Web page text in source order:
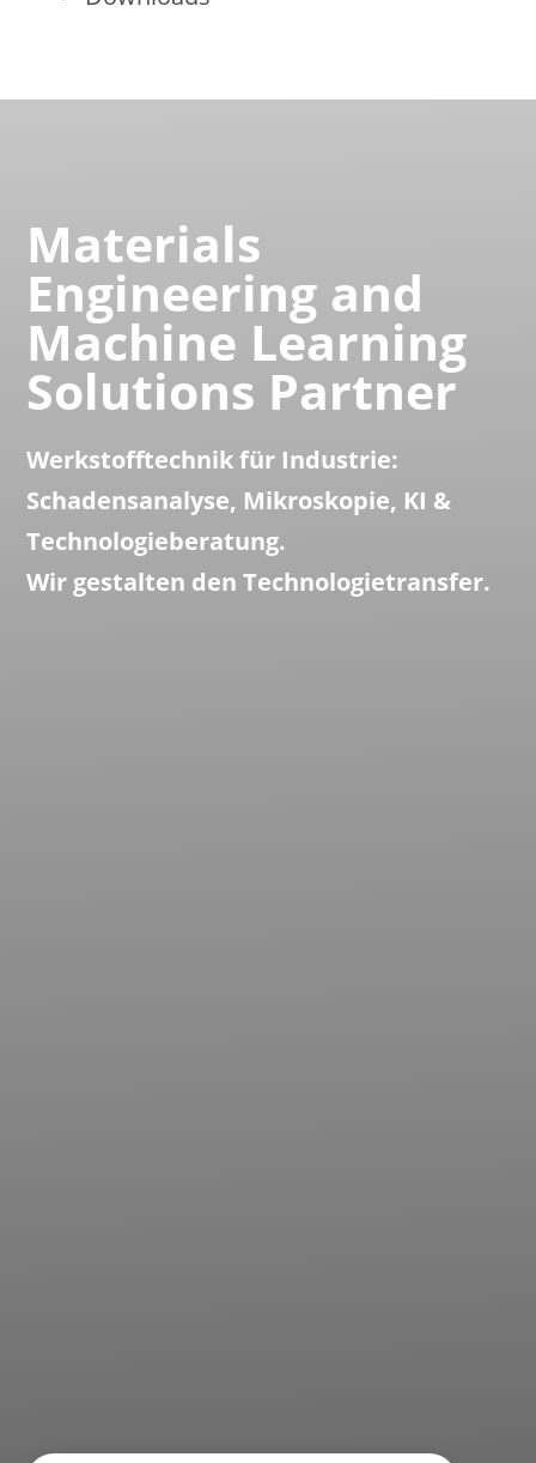
Materials
Engineering and
Machine Learning
Solutions Partner
Werkstofftechnik für Industrie:
Schadensanalyse, Mikroskopie, KI &
Technologieberatung.
Wir gestalten den Technologietransfer.